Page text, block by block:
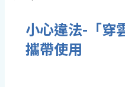
小心違法-「穿
攜帶使用